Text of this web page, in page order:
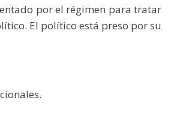
por el régimen para tratar
El político está preso por su